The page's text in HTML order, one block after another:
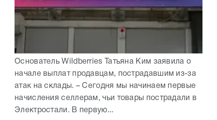
Основатель Wildberries Татьяна Ким заявила о
начале выплат продавцам, пострадавшим из-за
атак на склады. – Сегодня мы начинаем первые
начисления селлерам, чьи товары пострадали в
Электростали. В первую...